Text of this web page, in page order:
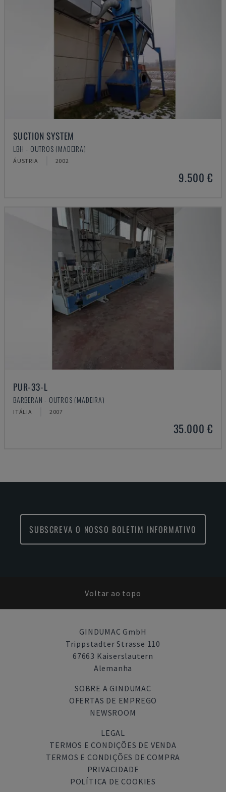
SUCTION SYSTEM
LBH - OUTROS (MADEIRA)
ÁUSTRIA 2002
9.500 €
PUR-33-L
BARBERAN - OUTROS (MADEIRA)
ITÁLIA 2007
35.000 €
SUBSCREVA O NOSSO BOLETIM INFORMATIVO
Voltar ao topo
GINDUMAC GmbH
Trippstadter Strasse 110
67663 Kaiserslautern
Alemanha
SOBRE A GINDUMAC
OFERTAS DE EMPREGO
NEWSROOM
LEGAL
TERMOS E CONDIÇÕES DE VENDA
TERMOS E CONDIÇÕES DE COMPRA
PRIVACIDADE
POLÍTICA DE COOKIES